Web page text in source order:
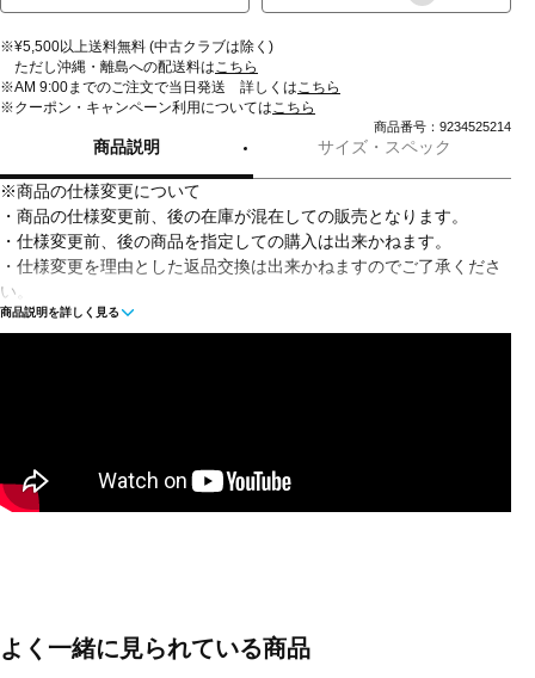
※¥5,500以上送料無料 (中古クラブは除く)
ただし沖縄・離島への配送料は こちら
※AM 9:00までのご注文で当日発送 詳しくは こちら
※クーポン・キャンペーン利用については こちら
商品番号：9234525214
商品説明 サイズ・スペック
※商品の仕様変更について
・商品の仕様変更前、後の在庫が混在しての販売となります。
・仕様変更前、後の商品を指定しての購入は出来かねます。
・仕様変更を理由とした返品交換は出来かねますのでご了承くださ
い。
き心地をもたらし、すっきりとしたシルエットに仕上げました。洗
練されたデザインの中に、目立たないジッパー付きポケットや耐久
撥水加工(DWR)、耐風性など、アウトドアに必要な機能をすべて備
オリーブ(40284：dark marsh)
ブラック(0001：black)
商品説明を詳しく見る
よく一緒に見られている商品